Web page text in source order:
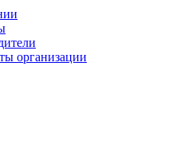
организации